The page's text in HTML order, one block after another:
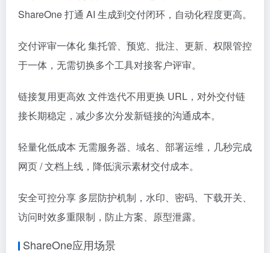
ShareOne 打通 AI 生成到交付闭环，自动化程度更高。
交付评审一体化 集托管、预览、批注、更新、权限管控
于一体，无需切换多个工具对接客户评审。
链接复用更高效 文件迭代不用更换 URL，对外交付链
接长期稳定，减少多次分发新链接的沟通成本。
轻量化低成本 无需服务器、域名、部署运维，几秒完成
网页 / 文档上线，降低演示素材交付成本。
安全可控分享 多层防护机制，水印、密码、下载开关、
访问时效多重限制，防止方案、原型泄露。
ShareOne应用场景